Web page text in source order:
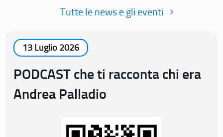
Tutte le news e gli eventi
13 Luglio 2026
PODCAST che ti racconta chi era
Andrea Palladio